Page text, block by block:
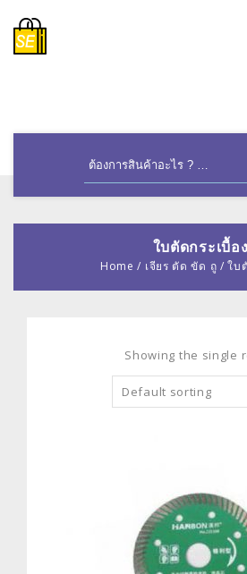
ใบตัดกระเบื้อง
Home / เจียร ตัด ขัด ถู /ใบ
Showing the single
Default sorting